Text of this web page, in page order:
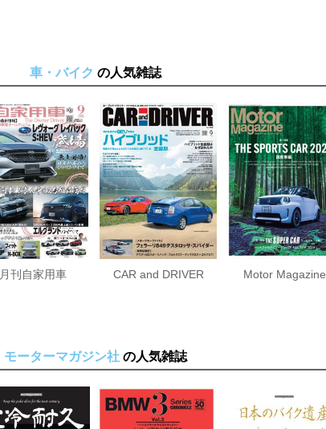
車・バイク の人気雑誌
月刊自家用車 CAR and DRIVER Motor Magazine
モーターマガジン社 の人気雑誌